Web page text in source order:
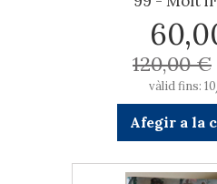
120,00 €
vàlid fins:
Afegir a la